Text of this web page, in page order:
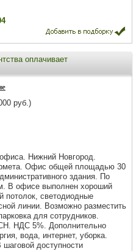
оплачивает
руб.)
Нижний Новгород.
Офис общей площадью 30
здания. По
В офисе выполнен хороший
потолок, светодиодные
линии. Возможно разместить
для сотрудников.
НДС 5%. Дополнительно
вода, интернет, уборка.
доступности